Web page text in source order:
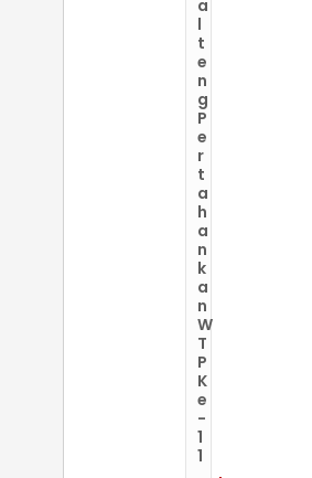
a
l
t
e
n
g
P
e
r
t
a
h
a
n
k
a
n
W
T
P
K
e
-
1
1